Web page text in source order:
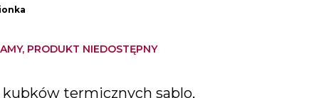
PRODUKT NIEDOSTĘPNY
kubków termicznych sablo,